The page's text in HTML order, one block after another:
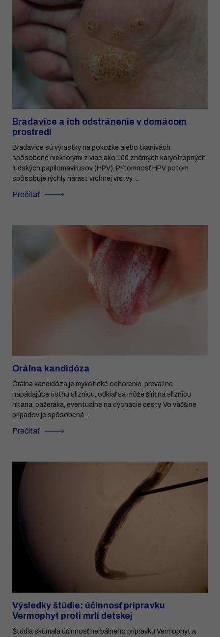
Bradavice a ich odstránenie v domácom
prostredí
Bradavice sú výrastky na pokožke alebo tkanivách
spôsobené niektorými z viac ako 100 známych karyotropných
ľudských papilomavírusov (HPV). Prítomnosť HPV potom
spôsobuje rýchly nárast vrchnej vrstvy ...
Prečítať
Orálna kandidóza
Orálna kandidóza je mykotické ochorenie, prevažne
napádajúce ústnu sliznicu, odkiaľ sa môže šíriť na sliznicu
hltana, pažeráka, eventuálne na dýchacie cesty. Vo väčšine
prípadov je spôsobená ...
Prečítať
Výsledky štúdie: účinnosť prípravku
Vermophyt proti mrli detskej
Štúdia skúmala účinnosť herbálneho prípravku Vermophyt a